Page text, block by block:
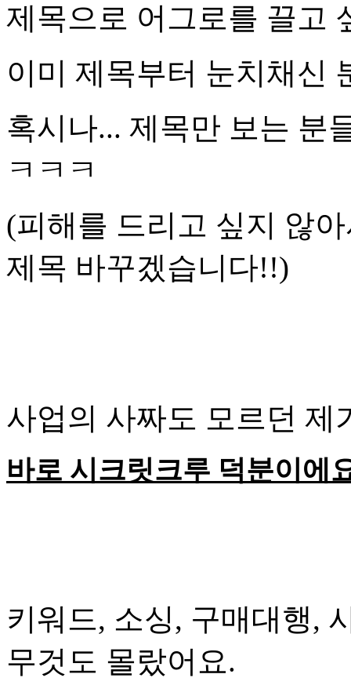
제목으로 어그로를 끌고
이미 제목부터 눈치채신
혹시나... 제목만 보는 분
ㅋㅋㅋ
(피해를 드리고 싶지 않
제목 바꾸겠습니다!!)
사업의 사짜도 모르던
바로 시크릿크루 덕분이에
키워드, 소싱, 구매대행,
무것도 몰랐어요.